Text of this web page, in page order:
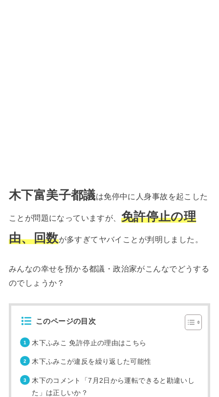
木下富美子都議は免停中に人身事故を起こした
ことが問題になっていますが、 免許停止の理
由、回数が多すぎてヤバイことが判明しました。
みんなの幸せを預かる都議・政治家がこんなでどうする
のでしょうか？
このページの目次
木下ふみこ 免許停止の理由はこちら
木下ふみこが違反を繰り返した可能性
木下のコメント「7月2日から運転できると勘違いし
た」は正しいか？